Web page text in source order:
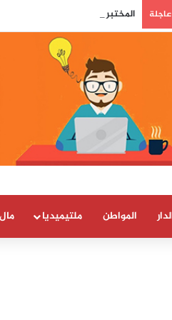
عاجلة المختبر الوطني للشرطة العلمية
المواطن ملتيميديا